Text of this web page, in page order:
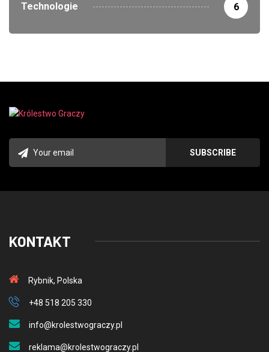
Technologie 6
KONTAKT
Rybnik, Polska
+48 518 205 330
info@krolestwograczy.pl
reklama@krolestwograczy.pl